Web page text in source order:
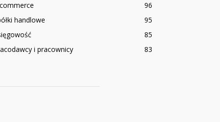
96
handlowe
95
85
i pracownicy
83